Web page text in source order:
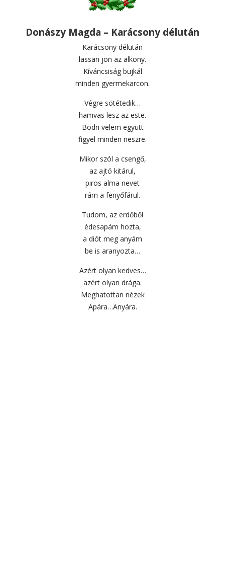
Donászy Magda – Karácsony délután
Karácsony délután
lassan jön az alkony.
Kíváncsiság bujkál
minden gyermekarcon.
Végre sötétedik…
hamvas lesz az este.
Bodri velem együtt
figyel minden neszre.
Mikor szól a csengő,
az ajtó kitárul,
piros alma nevet
rám a fenyőfárul.
Tudom, az erdőből
édesapám hozta,
a diót meg anyám
be is aranyozta…
Azért olyan kedves…
azért olyan drága.
Meghatottan nézek
Apára…Anyára.